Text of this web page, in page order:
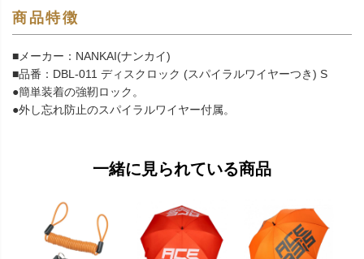
商品特徴
■メーカー：NANKAI(ナンカイ)
■品番：DBL-011 ディスクロック (スパイラルワイヤーつき) S
●簡単装着の強靭ロック。
●外し忘れ防止のスパイラルワイヤー付属。
一緒に見られている商品